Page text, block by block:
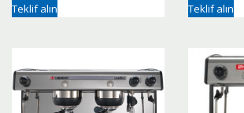
Teklif alın Teklif alın